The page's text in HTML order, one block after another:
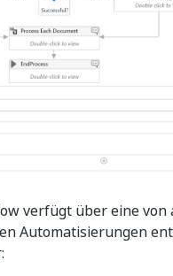
verfügt über eine von
Automatisierungen